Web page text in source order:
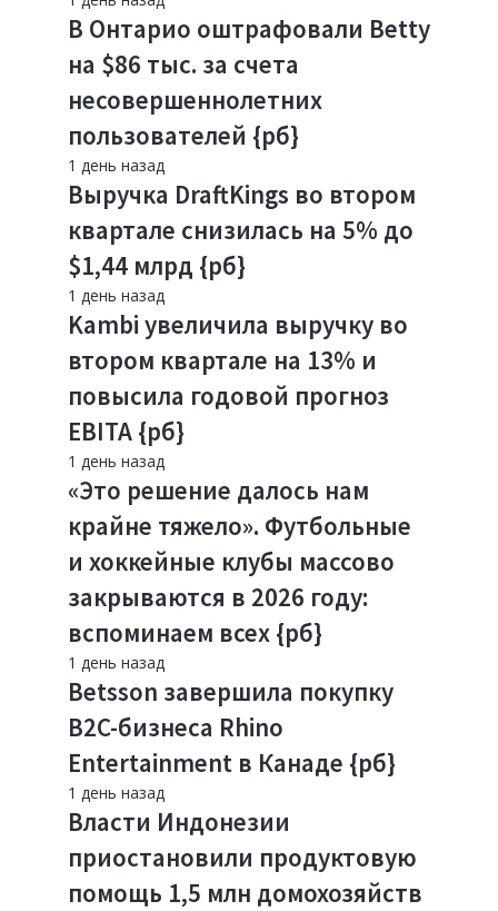
В Онтарио оштрафовали Betty
на $86 тыс. за счета
несовершеннолетних
пользователей {рб}
1 день назад
Выручка DraftKings во втором
квартале снизилась на 5% до
$1,44 млрд {рб}
1 день назад
Kambi увеличила выручку во
втором квартале на 13% и
повысила годовой прогноз
EBITA {рб}
1 день назад
«Это решение далось нам
крайне тяжело». Футбольные
и хоккейные клубы массово
закрываются в 2026 году:
вспоминаем всех {рб}
1 день назад
Betsson завершила покупку
B2C-бизнеса Rhino
Entertainment в Канаде {рб}
1 день назад
Власти Индонезии
приостановили продуктовую
помощь 1,5 млн домохозяйств